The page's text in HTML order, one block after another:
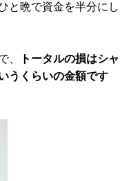
と晩で資金を半分にし
、
トータルの損はシャ
うくらいの金額です